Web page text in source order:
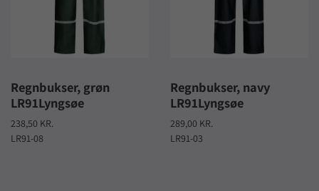
Regnbukser, grøn
LR91Lyngsøe
238,50 KR.
LR91-08
Regnbukser, navy
LR91Lyngsøe
289,00 KR.
LR91-03